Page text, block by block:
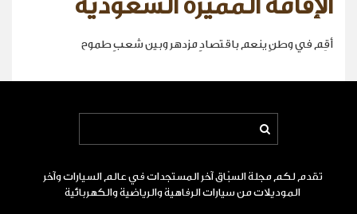
الإقامة المميزة السعودية
أقِم في وطنٍ ينعم باقتصادٍ مزدهر وبين شعبٍ طموح
تقدم لكم مجلة السبّاق آخر المستجدات في عالم السيارات وآخر
الموديلات من سيارات الرفاهية والرياضية والكهربائية